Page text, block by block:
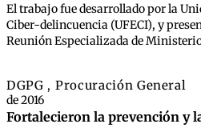
El trabajo fue desarrollado por la
Ciber-delincuencia (UFECI), y
Reunión Especializada de
DGPG , Procuración General
de 2016
Fortalecieron la prevención y